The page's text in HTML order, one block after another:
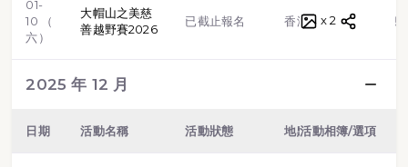
01-
10 （
六）
大帽山之美慈
善越野賽2026
已截止報名 香港 越野跑
x 2
2025 年 12 月
日期 活動名稱 活動狀態 地點 類型
活動相簿/選項